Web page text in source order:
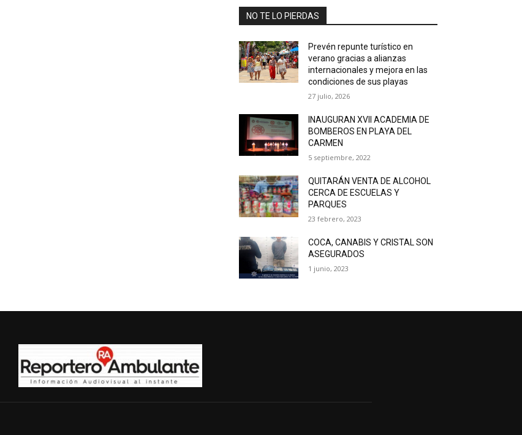
NO TE LO PIERDAS
Prevén repunte turístico en
verano gracias a alianzas
internacionales y mejora en las
condiciones de sus playas
27 julio, 2026
INAUGURAN XVII ACADEMIA DE
BOMBEROS EN PLAYA DEL
CARMEN
5 septiembre, 2022
QUITARÁN VENTA DE ALCOHOL
CERCA DE ESCUELAS Y
PARQUES
23 febrero, 2023
COCA, CANABIS Y CRISTAL SON
ASEGURADOS
1 junio, 2023